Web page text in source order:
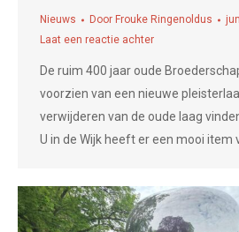
Nieuws Door Frouke Ringenoldus
Laat een reactie achter
De ruim 400 jaar oude
voorzien van een nieuwe
verwijderen van de oude laag
U in de Wijk heeft er een mooi item